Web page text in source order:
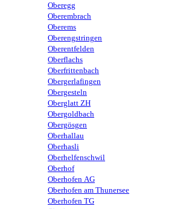
Oberegg
Oberembrach
Oberems
Oberengstringen
Oberentfelden
Oberflachs
Oberfrittenbach
Obergerlafingen
Obergesteln
Oberglatt ZH
Obergoldbach
Obergösgen
Oberhallau
Oberhasli
Oberhelfenschwil
Oberhof
Oberhofen AG
Oberhofen am Thunersee
Oberhofen TG